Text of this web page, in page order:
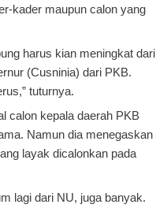
kader maupun calon yang
harus kian meningkat dari
(Cusninia) dari PKB.
tuturnya.
calon kepala daerah PKB
Namun dia menegaskan
layak dicalonkan pada
lagi dari NU, juga banyak.